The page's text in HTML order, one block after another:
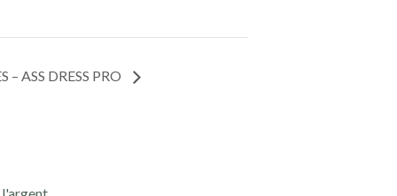
ASS DRESS PRO